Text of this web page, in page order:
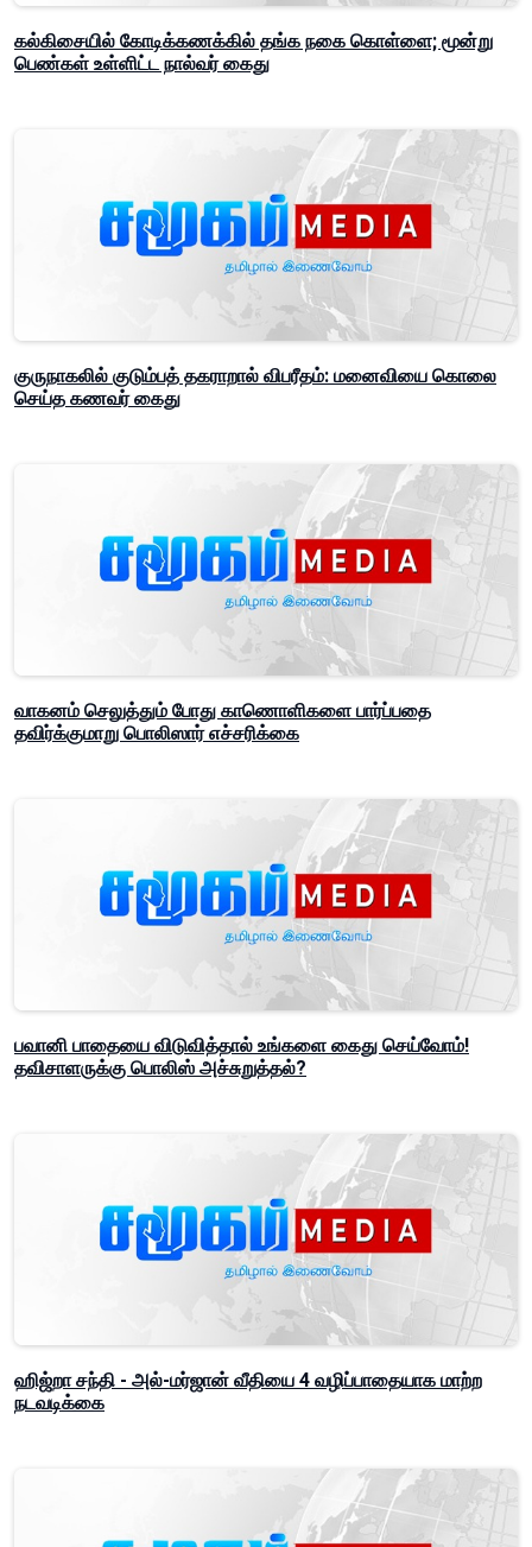
கல்கிசையில் கோடிக்கணக்கில் தங்க நகை கொள்ளை; மூன்று
பெண்கள் உள்ளிட்ட நால்வர் கைது
குருநாகலில் குடும்பத் தகராறால் விபரீதம்: மனைவியை கொலை
செய்த கணவர் கைது
வாகனம் செலுத்தும் போது காணொளிகளை பார்ப்பதை
தவிர்க்குமாறு பொலிஸார் எச்சரிக்கை
பவானி பாதையை விடுவித்தால் உங்களை கைது செய்வோம்!
தவிசாளருக்கு பொலிஸ் அச்சுறுத்தல்?
ஹிஜ்றா சந்தி - அல்-மர்ஜான் வீதியை 4 வழிப்பாதையாக மாற்ற
நடவடிக்கை